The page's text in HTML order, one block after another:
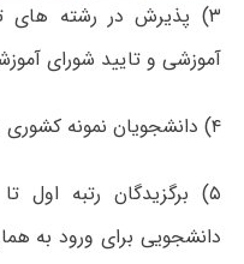
۳) پذیرش در رشته
آموزشی و تایید شورای
۴) دانشجویان نمونه کشوری و جزء ۱۵٪ برتر هم رشته هم ورودی
۵) برگزیدگان رتبه اول
دانشجویی برای ورود به